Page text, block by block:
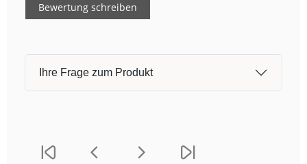
Bewertung schreiben
Ihre Frage zum Produkt